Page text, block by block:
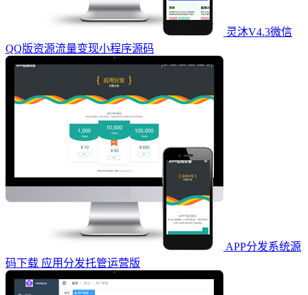
灵沐V4.3微信
QQ版资源流量变现小程序源码
APP分发系统源
码下载 应用分发托管运营版